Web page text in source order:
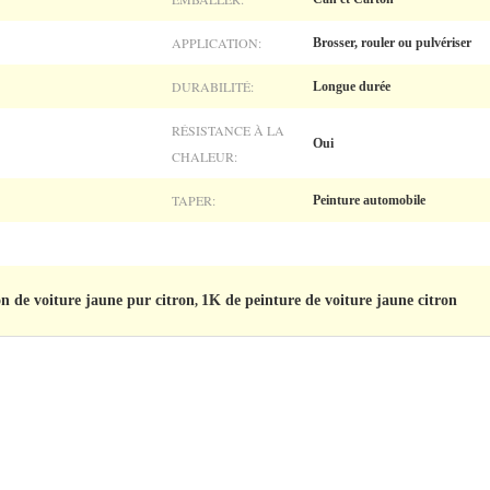
APPLICATION: Brosser, rouler ou pulvériser
DURABILITÉ: Longue durée
RÉSISTANCE À LA
CHALEUR:
Oui
TAPER: Peinture automobile
de voiture jaune pur citron, 1K de peinture de voiture jaune citron